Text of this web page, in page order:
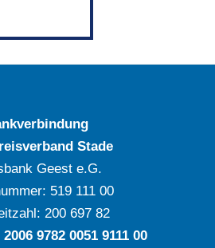
Stade
Geest e.G.
‍519 111 00
‍200 697 82
‍9782 ‍0051 ‍9111 ‍00